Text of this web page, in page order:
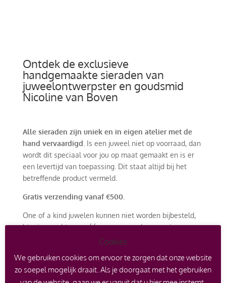
Ontdek de exclusieve
handgemaakte sieraden van
juweelontwerpster en goudsmid
Nicoline van Boven
Alle sieraden zijn uniek en in eigen atelier met de
hand vervaardigd . Is een juweel niet op voorraad, dan
wordt dit speciaal voor jou op maat gemaakt en is er
een levertijd van toepassing. Dit staat altijd bij het
betreffende product vermeld.
Gratis verzending vanaf €500.
One of a kind juwelen kunnen niet worden bijbesteld,
hier is er echt maar één van en worden voorzien van
een certificaat. Er kan echter wel een afspraak worden
edelstenen of edelmetaal te laten maken.
Het is ook mogelijk om met je oude goud in te ruilen
Cookies
We gebruiken cookies om ervoor te zorgen dat onze website
zo soepel mogelijk draait. Als je doorgaat met het gebruiken